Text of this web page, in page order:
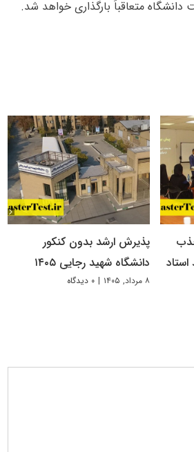
متعاقباً بارگذاری خواهد شد.
پذیرش ارشد بدون کنکور
دانشگاه شهید رجایی ۱۴۰۵
۸ مرداد, ۱۴۰۵ | ۰ دیدگاه